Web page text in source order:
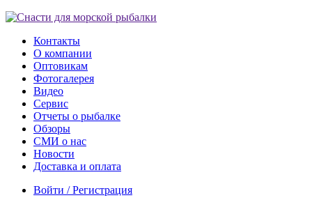
Контакты
О компании
Оптовикам
Фотогалерея
Видео
Сервис
Отчеты о рыбалке
Обзоры
СМИ о нас
Новости
Доставка и оплата
Войти / Регистрация